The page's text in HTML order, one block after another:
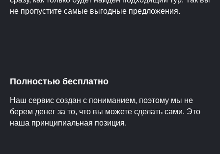
не пропустите самые выгодные предложения.
Полностью бесплатно
Наш сервис создан с пониманием, поэтому мы не
берем денег за то, что вы можете сделать сами. Это
наша принципиальная позиция.